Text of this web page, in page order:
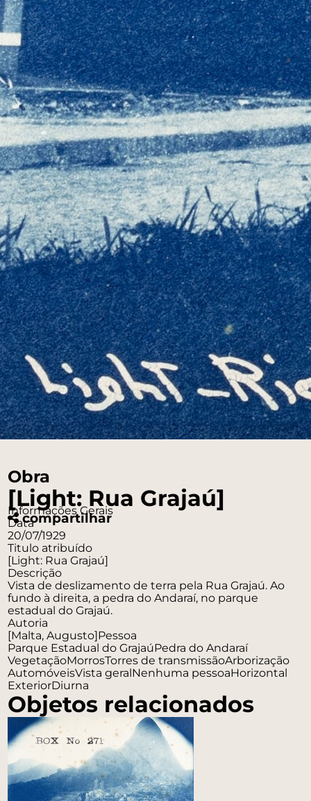
Obra
[Light: Rua Grajaú]
compartilhar
Informações Gerais
Data
20/07/1929
Titulo atribuído
[Light: Rua Grajaú]
Descrição
Vista de deslizamento de terra pela Rua Grajaú. Ao
fundo à direita, a pedra do Andaraí, no parque
estadual do Grajaú.
Autoria
[Malta, Augusto]Pessoa
Parque Estadual do GrajaúPedra do Andaraí
VegetaçãoMorrosTorres de transmissãoArborização
AutomóveisVista geralNenhuma pessoaHorizontal
ExteriorDiurna
Objetos relacionados